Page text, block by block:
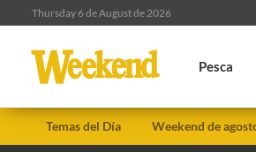
Thursday 6 de August de 2026
Pesca
Temas del Día Weekend de